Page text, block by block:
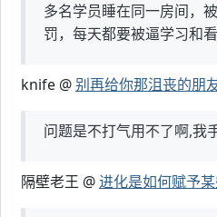
多名学员睡在同一房间，
罚，每天都要被逼学习和
knife @ 别再给你那沮丧的朋
问题是不打气用不了啊,我
隔壁老王 @进化是如何赋予